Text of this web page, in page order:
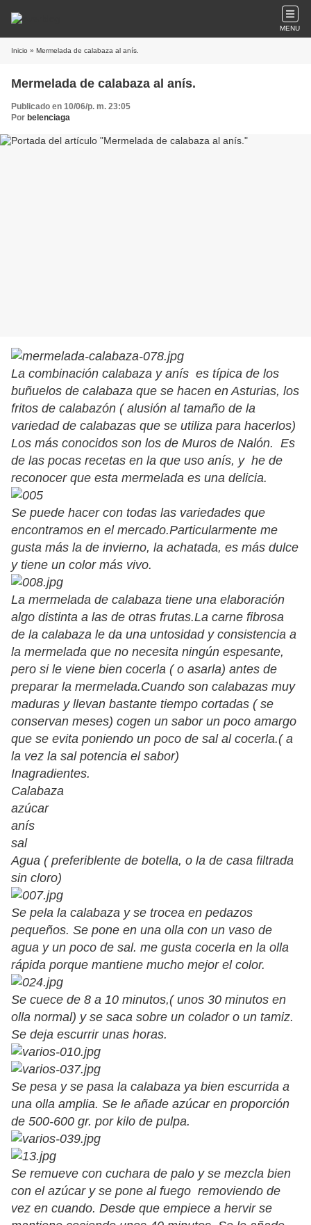
MENU
Inicio » Mermelada de calabaza al anís.
Mermelada de calabaza al anís.
Publicado en 10/06/p. m. 23:05
Por belenciaga
La combinación calabaza y anís es típica de los
buñuelos de calabaza que se hacen en Asturias, los
fritos de calabazón ( alusión al tamaño de la
variedad de calabazas que se utiliza para hacerlos)
Los más conocidos son los de Muros de Nalón. Es
de las pocas recetas en la que uso anís, y he de
reconocer que esta mermelada es una delicia.
Se puede hacer con todas las variedades que
encontramos en el mercado.Particularmente me
gusta más la de invierno, la achatada, es más dulce
y tiene un color más vivo.
La mermelada de calabaza tiene una elaboración
algo distinta a las de otras frutas.La carne fibrosa
de la calabaza le da una untosidad y consistencia a
la mermelada que no necesita ningún espesante,
pero si le viene bien cocerla ( o asarla) antes de
preparar la mermelada.Cuando son calabazas muy
maduras y llevan bastante tiempo cortadas ( se
conservan meses) cogen un sabor un poco amargo
que se evita poniendo un poco de sal al cocerla.( a
la vez la sal potencia el sabor)
Inagradientes.
Calabaza
azúcar
anís
sal
Agua ( preferiblente de botella, o la de casa filtrada
sin cloro)
Se pela la calabaza y se trocea en pedazos
pequeños. Se pone en una olla con un vaso de
agua y un poco de sal. me gusta cocerla en la olla
rápida porque mantiene mucho mejor el color.
Se cuece de 8 a 10 minutos,( unos 30 minutos en
olla normal) y se saca sobre un colador o un tamiz.
Se deja escurrir unas horas.
Se pesa y se pasa la calabaza ya bien escurrida a
una olla amplia. Se le añade azúcar en proporción
de 500-600 gr. por kilo de pulpa.
Se remueve con cuchara de palo y se mezcla bien
con el azúcar y se pone al fuego removiendo de
vez en cuando. Desde que empiece a hervir se